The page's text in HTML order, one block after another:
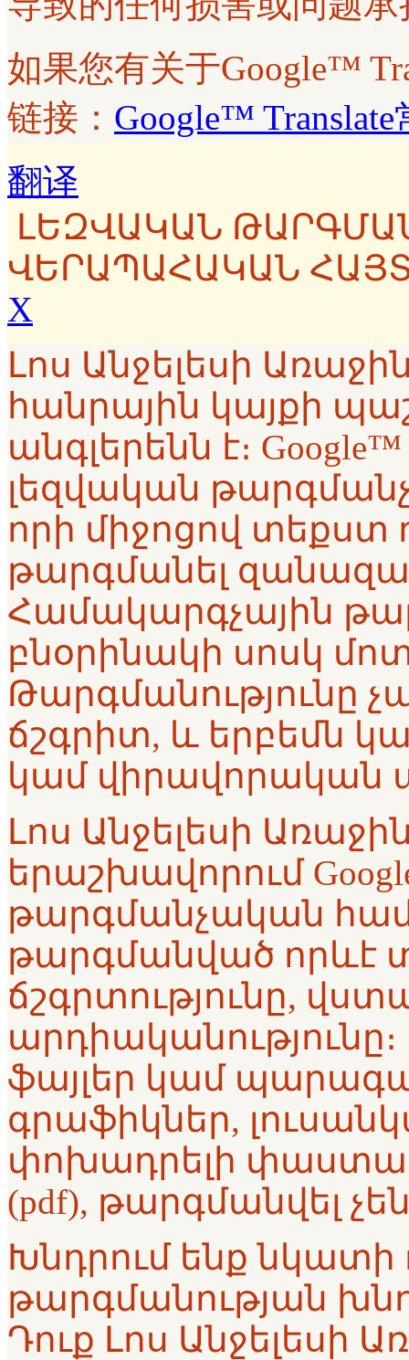
如果您有关于Google™
链接： Google™
翻译
ԼԵԶՎԱԿԱՆ
ՎԵՐԱՊԱՀԱԿԱՆ
X
Լոս Անջելեսի
հանրային կայքի
անգլերենն է։
լեզվական
որի միջոցով տեքստ
թարգմանել զանազան
Համակարգչային
բնօրինակի սոսկ
Թարգմանությունը
ճշգրիտ, և երբեմն
կամ վիրավորական
Լոս Անջելեսի
երաշխավորում
թարգմանչական
թարգմանված որևէ
ճշգրտությունը,
ֆայլեր կամ
գրաֆիկներ,
փոխադրելի
(pdf), թարգմանվել
Խնդրում ենք նկատի
թարգմանության
Դուք Լոս Անջելեսի